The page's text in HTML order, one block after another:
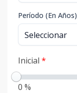
Período (En Años)
Inicial *
0 %